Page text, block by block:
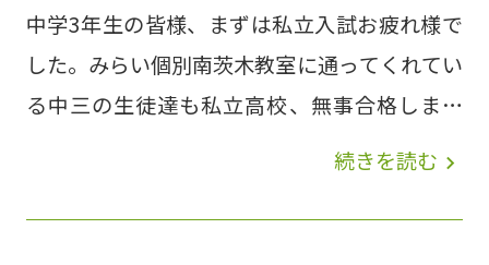
中学3年生の皆様、まずは私立入試お疲れ様で
した。みらい個別南茨木教室に通ってくれてい
る中三の生徒達も私立高校、無事合格しまし
た！本命は公立高校なので、あと少し頑張りま
トですね。南中学校はテスト前日、平田中学校
続きを読む navigate_next